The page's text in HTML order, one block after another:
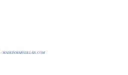
- MADEINMARSEILLAIS.COM